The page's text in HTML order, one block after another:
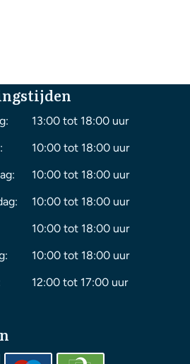
13:00 tot 18:00 uur
10:00 tot 18:00 uur
10:00 tot 18:00 uur
10:00 tot 18:00 uur
10:00 tot 18:00 uur
10:00 tot 18:00 uur
12:00 tot 17:00 uur